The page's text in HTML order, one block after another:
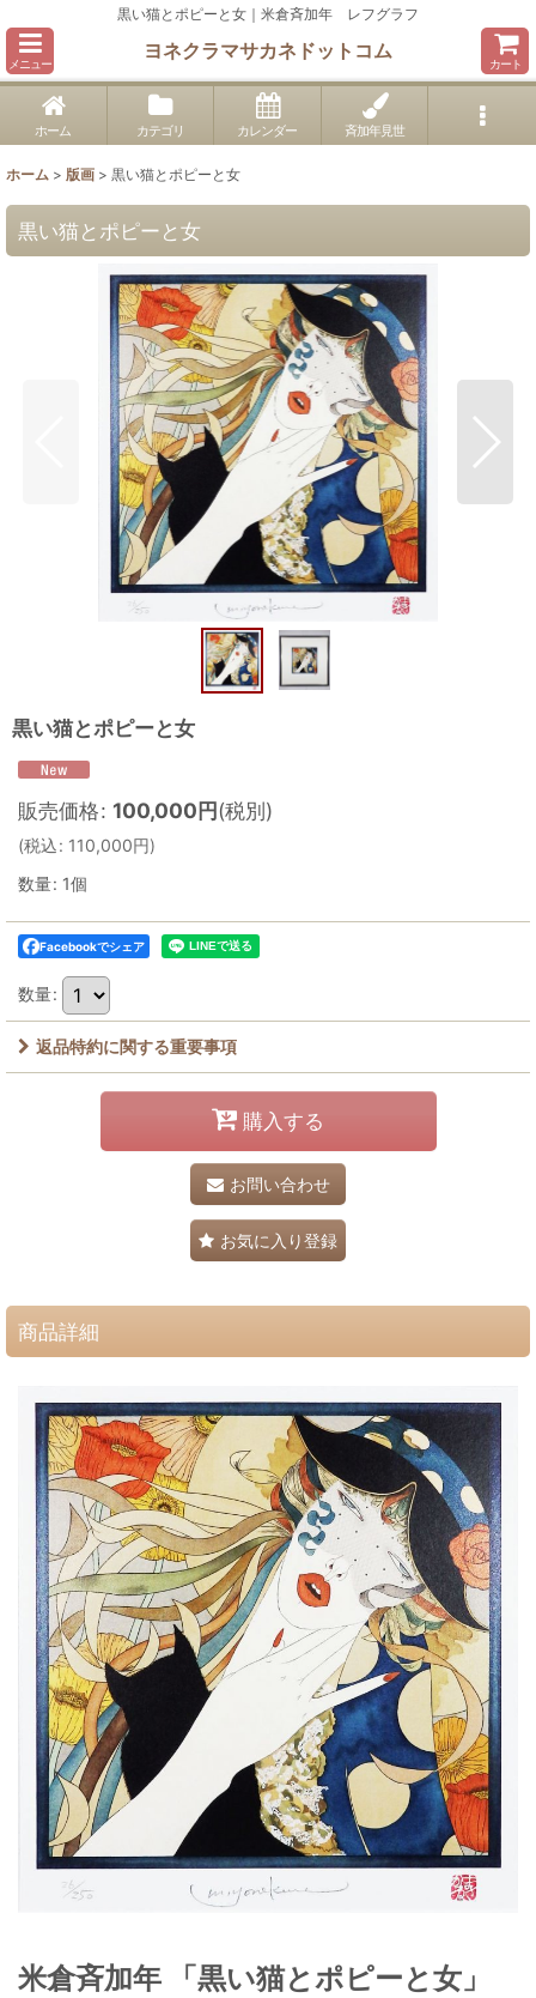
黒い猫とポピーと女｜米倉斉加年 レフグラフ
メニュー
ヨネクラマサカネドットコム
カート
ホーム カテゴリ カレンダー 斉加年見世
ホーム > 版画 > 黒い猫とポピーと女
黒い猫とポピーと女
黒い猫とポピーと女
販売価格: 100,000円(税別)
(税込: 110,000円)
数量: 1個
Facebookでシェア
数量:
返品特約に関する重要事項
購入する
お問い合わせ
お気に入り登録
商品詳細
米倉斉加年 「黒い猫とポピーと女」